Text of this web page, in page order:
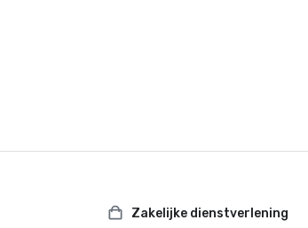
Zakelijke dienstverlening